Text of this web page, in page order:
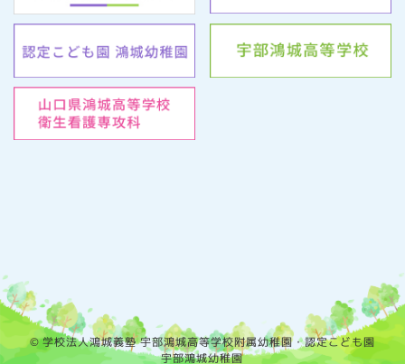
© 学校法人鴻城義塾 宇部鴻城高等学校附属幼稚園・認定こども園
宇部鴻城幼稚園